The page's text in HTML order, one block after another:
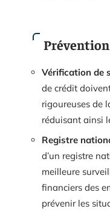
Vérification de
de crédit
rigoureuses de
réduisant ainsi
Registre
d’un registre
meilleure
financiers des
prévenir les